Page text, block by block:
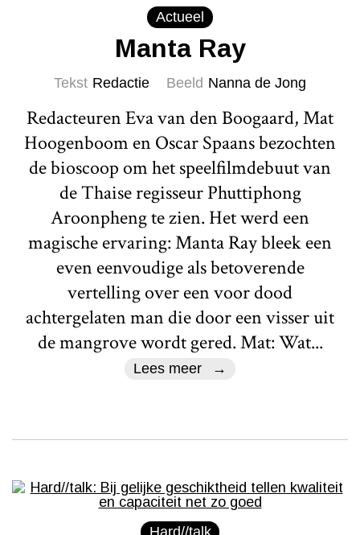
Actueel
Manta Ray
Tekst Redactie Beeld Nanna de Jong
Redacteuren Eva van den Boogaard, Mat
Hoogenboom en Oscar Spaans bezochten
de bioscoop om het speelfilmdebuut van
de Thaise regisseur Phuttiphong
Aroonpheng te zien. Het werd een
magische ervaring: Manta Ray bleek een
even eenvoudige als betoverende
vertelling over een voor dood
achtergelaten man die door een visser uit
de mangrove wordt gered. Mat: Wat...
Lees meer
Hard//talk